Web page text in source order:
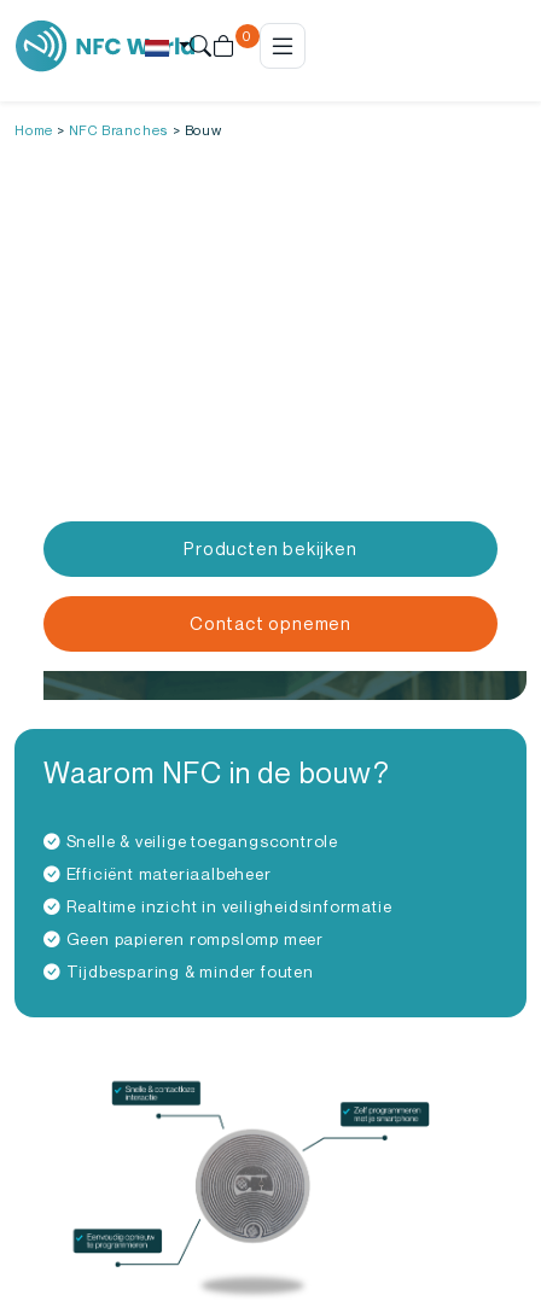
0
Home > NFC Branches > Bouw
Producten bekijken
Contact opnemen
Waarom NFC in de bouw?
Snelle & veilige toegangscontrole
Efficiënt materiaalbeheer
Realtime inzicht in veiligheidsinformatie
Geen papieren rompslomp meer
Tijdbesparing & minder fouten